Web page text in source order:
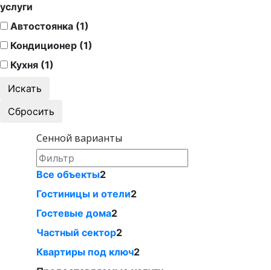
услуги
Автостоянка (1)
Кондиционер (1)
Кухня (1)
Сенной варианты
Все объекты2
Гостиницы и отели2
Гостевые дома2
Частный сектор2
Квартиры под ключ2